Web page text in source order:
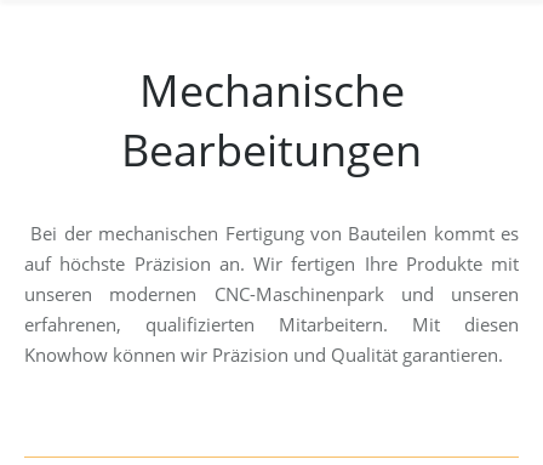
Mechanische
Bearbeitungen
Bei der mechanischen Fertigung von Bauteilen kommt es
auf höchste Präzision an. Wir fertigen Ihre Produkte mit
unseren modernen CNC-Maschinenpark und unseren
erfahrenen, qualifizierten Mitarbeitern. Mit diesen
Knowhow können wir Präzision und Qualität garantieren.